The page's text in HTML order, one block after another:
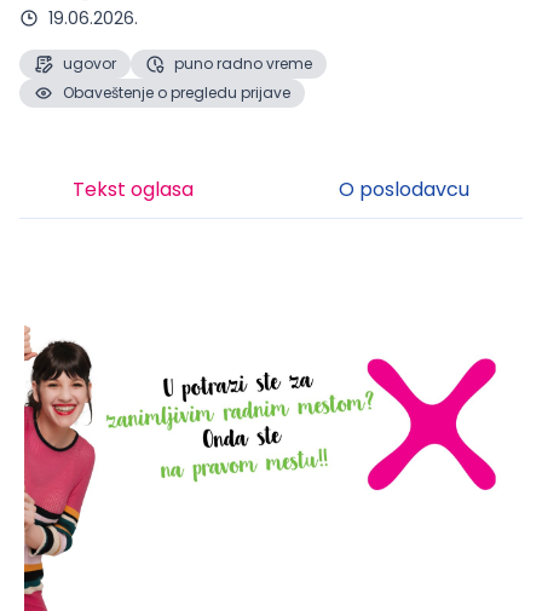
19.06.2026.
ugovor
puno radno vreme
Obaveštenje o pregledu prijave
Tekst oglasa O poslodavcu